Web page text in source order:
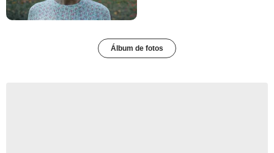
Álbum de fotos